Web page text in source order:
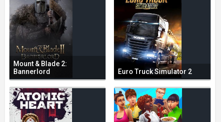
Mount & Blade 2:
Bannerlord
Euro Truck Simulator 2